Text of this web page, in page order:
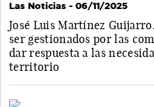
Las Noticias - 06/11/2025
José Luis Martínez
ser gestionados por las
dar respuesta a las
territorio